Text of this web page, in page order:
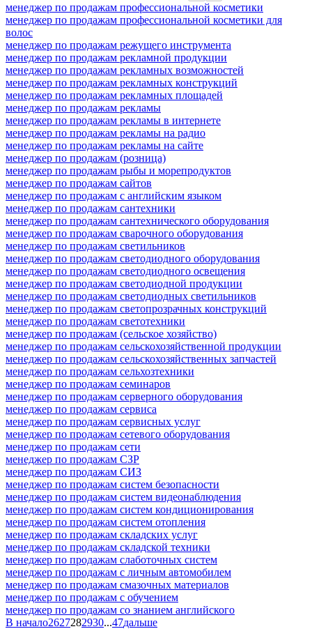
менеджер по продажам профессиональной косметики
менеджер по продажам профессиональной косметики для
волос
менеджер по продажам режущего инструмента
менеджер по продажам рекламной продукции
менеджер по продажам рекламных возможностей
менеджер по продажам рекламных конструкций
менеджер по продажам рекламных площадей
менеджер по продажам рекламы
менеджер по продажам рекламы в интернете
менеджер по продажам рекламы на радио
менеджер по продажам рекламы на сайте
менеджер по продажам (розница)
менеджер по продажам рыбы и морепродуктов
менеджер по продажам сайтов
менеджер по продажам с английским языком
менеджер по продажам сантехники
менеджер по продажам сантехнического оборудования
менеджер по продажам сварочного оборудования
менеджер по продажам светильников
менеджер по продажам светодиодного оборудования
менеджер по продажам светодиодного освещения
менеджер по продажам светодиодной продукции
менеджер по продажам светодиодных светильников
менеджер по продажам светопрозрачных конструкций
менеджер по продажам светотехники
менеджер по продажам (сельское хозяйство)
менеджер по продажам сельскохозяйственной продукции
менеджер по продажам сельскохозяйственных запчастей
менеджер по продажам сельхозтехники
менеджер по продажам семинаров
менеджер по продажам серверного оборудования
менеджер по продажам сервиса
менеджер по продажам сервисных услуг
менеджер по продажам сетевого оборудования
менеджер по продажам сети
менеджер по продажам СЗР
менеджер по продажам СИЗ
менеджер по продажам систем безопасности
менеджер по продажам систем видеонаблюдения
менеджер по продажам систем кондиционирования
менеджер по продажам систем отопления
менеджер по продажам складских услуг
менеджер по продажам складской техники
менеджер по продажам слаботочных систем
менеджер по продажам с личным автомобилем
менеджер по продажам смазочных материалов
менеджер по продажам с обучением
менеджер по продажам со знанием английского
В начало2627282930...47дальше